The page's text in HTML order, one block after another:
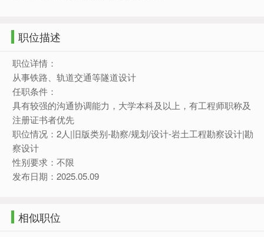
职位描述
职位详情：
从事铁路、轨道交通等隧道设计
任职条件：
具有较强的沟通协调能力，大学本科及以上，有工程师职称及
注册证书者优先
职位情况：2人|旧版类别-勘察/规划/设计-岩土工程勘察设计|勘
察设计
性别要求：不限
发布日期：2025.05.09
相似职位